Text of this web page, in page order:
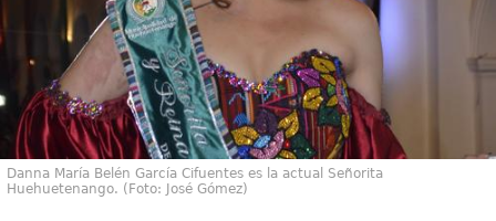
Danna María Belén García Cifuentes es la actual Señorita
Huehuetenango. (Foto: José Gómez)